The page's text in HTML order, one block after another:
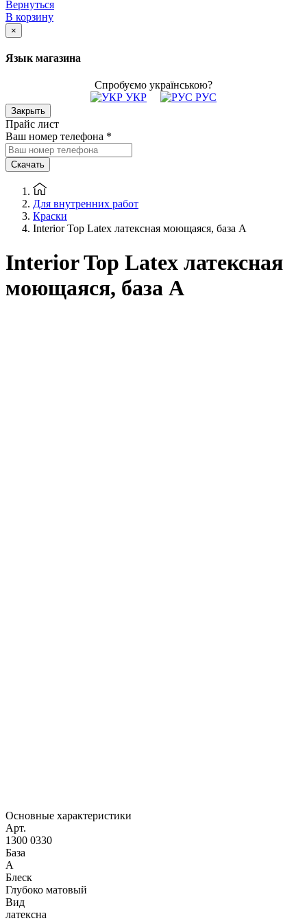
Вернуться
В корзину
×
Язык магазина
Спробуємо українською?
УКР
РУС
Закрыть
Прайс лист
Ваш номер телефона *
Скачать
Для внутренних работ
Краски
Interior Top Latex латексная моющаяся, база А
Interior Top Latex латексная
моющаяся, база А
Основные характеристики
Арт.
1300 0330
База
A
Блеск
Глубоко матовый
Вид
латексна